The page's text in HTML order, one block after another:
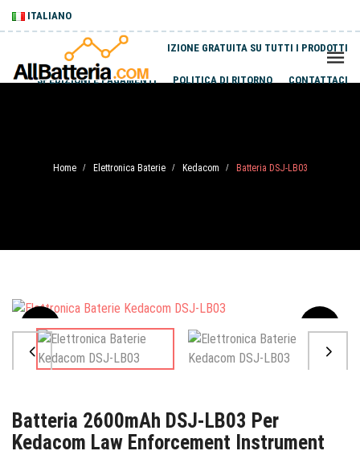
ITALIANO
SPEDIZIONE GRATUITA SU TUTTI I PRODOTTI
SPEDIZIONI E PAGAMENTI POLITICA DI RITORNO CONTATTACI
Home / Elettronica Baterie / Kedacom / Batteria DSJ-LB03
Sale
Batteria 2600mAh DSJ-LB03 Per
Kedacom Law Enforcement Instrument